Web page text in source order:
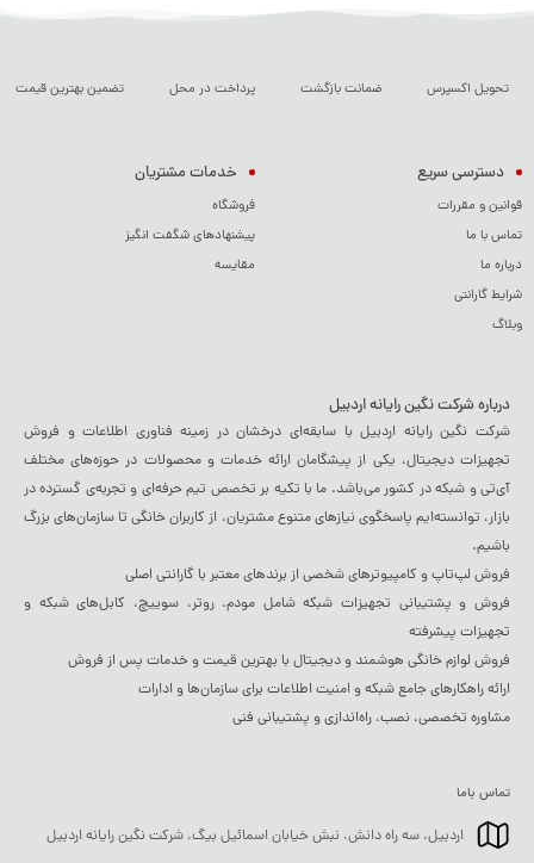
تحویل اکسپرس ضمانت بازگشت پرداخت در محل تضمین بهترین قیمت
دسترسی سریع
قوانین و مقررات
تماس با ما
درباره ما
شرایط گارانتی
وبلاگ
خدمات مشتریان
فروشگاه
پیشنهادهای شگفت انگیز
مقایسه
درباره شرکت نگین رایانه اردبیل
شرکت نگین رایانه اردبیل با سابقه‌ای درخشان در زمینه فناوری اطلاعات و فروش
تجهیزات دیجیتال، یکی از پیشگامان ارائه خدمات و محصولات در حوزه‌های مختلف
آی‌تی و شبکه در کشور می‌باشد. ما با تکیه بر تخصص تیم حرفه‌ای و تجربه‌ی گسترده در
بازار، توانسته‌ایم پاسخگوی نیازهای متنوع مشتریان، از کاربران خانگی تا سازمان‌های بزرگ
باشیم.
فروش لپ‌تاپ و کامپیوترهای شخصی از برندهای معتبر با گارانتی اصلی
فروش و پشتیبانی تجهیزات شبکه شامل مودم، روتر، سوییچ، کابل‌های شبکه و
تجهیزات پیشرفته
فروش لوازم خانگی هوشمند و دیجیتال با بهترین قیمت و خدمات پس از فروش
ارائه راهکارهای جامع شبکه و امنیت اطلاعات برای سازمان‌ها و ادارات
مشاوره تخصصی، نصب، راه‌اندازی و پشتیبانی فنی
تماس باما
اردبیل، سه راه دانش، نبش خیابان اسمائیل بیگ، شرکت نگین رایانه اردبیل